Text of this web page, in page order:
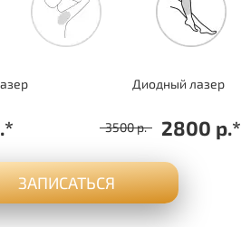
Диодный лазер
3500 р. 2800 р.*
ЗАПИСАТЬСЯ